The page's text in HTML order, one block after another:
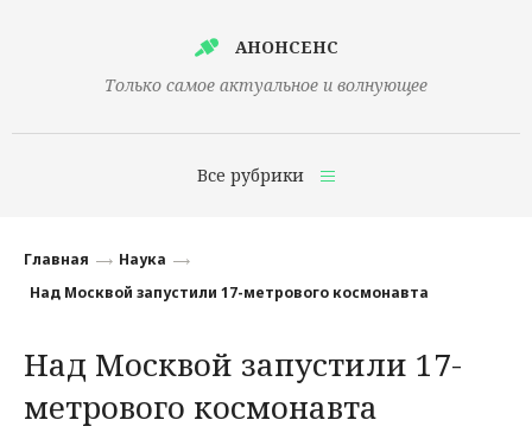
АНОНСЕНС
Только самое актуальное и волнующее
Все рубрики
Финансы
Наука
Культура
Главная
Наука
Над Москвой запустили 17-метрового космонавта
Над Москвой запустили 17-
метрового космонавта